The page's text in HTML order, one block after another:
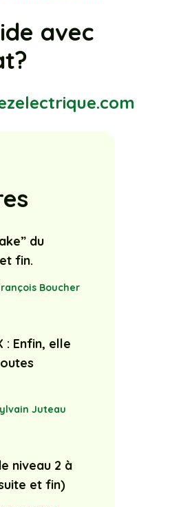
avec
du
fin.
Boucher
: Enfin, elle
Juteau
niveau 2 à
et fin)